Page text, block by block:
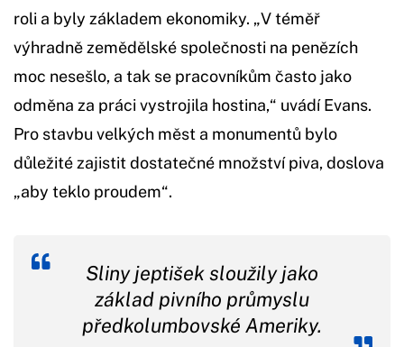
roli a byly základem ekonomiky. „V téměř
výhradně zemědělské společnosti na penězích
moc nesešlo, a tak se pracovníkům často jako
odměna za práci vystrojila hostina,“ uvádí Evans.
Pro stavbu velkých měst a monumentů bylo
důležité zajistit dostatečné množství piva, doslova
„aby teklo proudem“.
Sliny jeptišek sloužily jako
základ pivního průmyslu
předkolumbovské Ameriky.